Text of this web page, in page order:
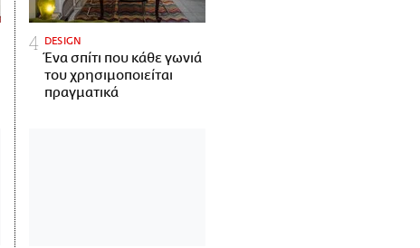
DESIGN
Ένα σπίτι που κάθε γωνιά
του χρησιμοποιείται
πραγματικά